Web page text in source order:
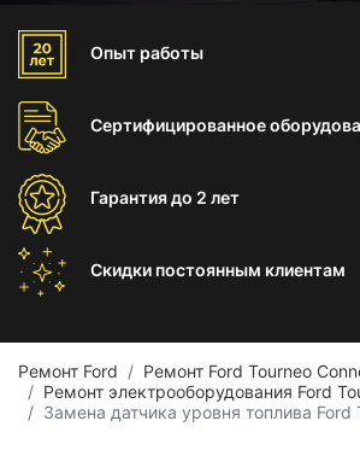
Опыт работы
Сертифицированное
Гарантиядо 2 лет
Скидки постоянным клиентам
Ремонт Ford
Ремонт Ford Tourneo
Ремонт электрооборудования Ford
Замена датчика уровня топлива Ford